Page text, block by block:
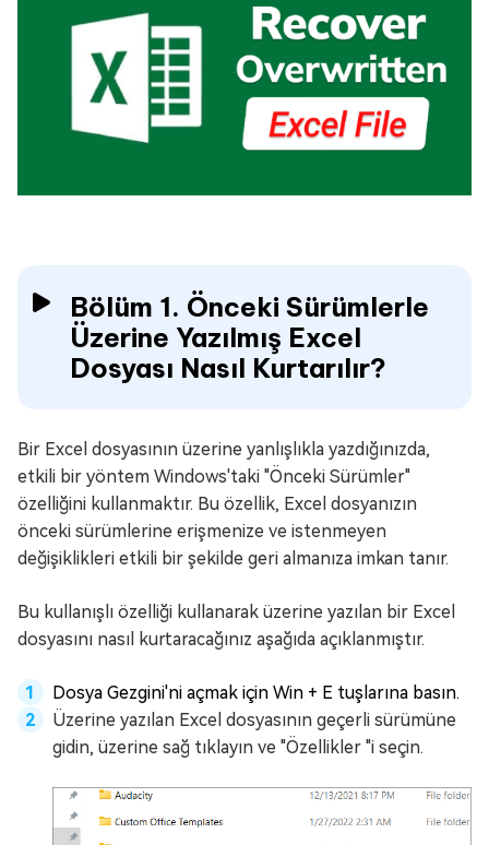
Bölüm 1. Önceki Sürümlerle
Üzerine Yazılmış Excel
Dosyası Nasıl Kurtarılır?
Bir Excel dosyasının üzerine yanlışlıkla yazdığınızda,
etkili bir yöntem Windows'taki "Önceki Sürümler"
özelliğini kullanmaktır. Bu özellik, Excel dosyanızın
önceki sürümlerine erişmenize ve istenmeyen
değişiklikleri etkili bir şekilde geri almanıza imkan tanır.
Bu kullanışlı özelliği kullanarak üzerine yazılan bir Excel
dosyasını nasıl kurtaracağınız aşağıda açıklanmıştır.
Dosya Gezgini'ni açmak için Win + E tuşlarına basın.
Üzerine yazılan Excel dosyasının geçerli sürümüne
gidin, üzerine sağ tıklayın ve "Özellikler "i seçin.